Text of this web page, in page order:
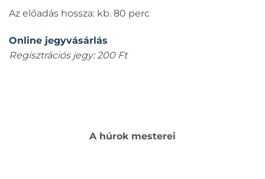
Az előadás hossza: kb. 80 perc
Online jegyvásárlás
Regisztrációs jegy: 200 Ft
A húrok mesterei